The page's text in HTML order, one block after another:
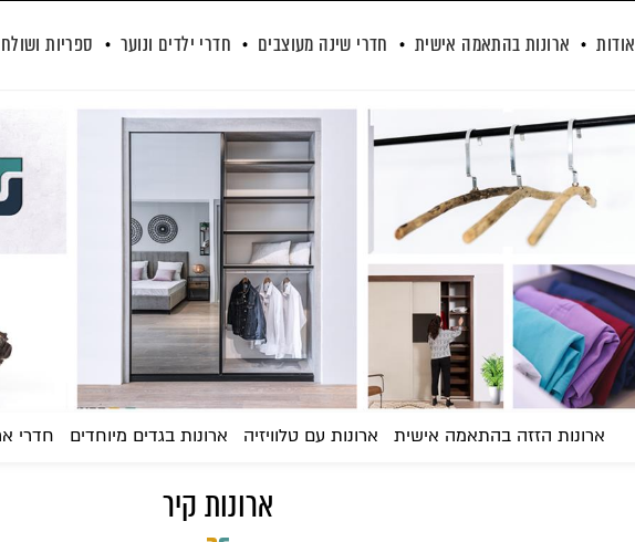
אודות ארונות בהתאמה אישית חדרי שינה מעוצבים חדרי ילדים ונוער ספריות
ארונות הזזה בהתאמה אישית ארונות עם טלוויזיה ארונות בגדים מיוחדים חדרי
ארונות קיר